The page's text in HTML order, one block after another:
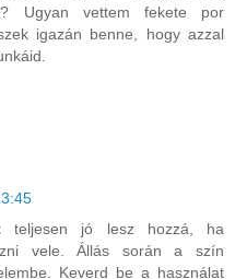
Ugyan vettem fekete por
igazán benne, hogy azzal
teljesen jó lesz hozzá, ha
vele. Állás során a szín
Keverd be a használat